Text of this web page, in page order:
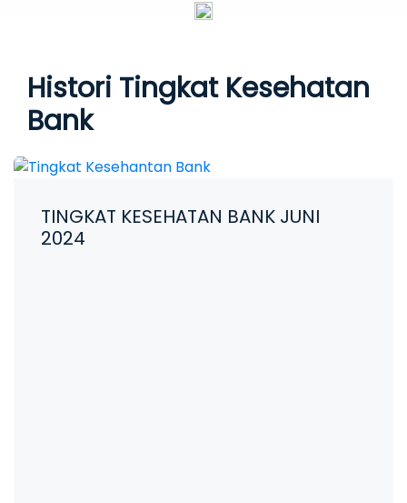
Histori Tingkat Kesehatan
Bank
TINGKAT KESEHATAN BANK JUNI
2024